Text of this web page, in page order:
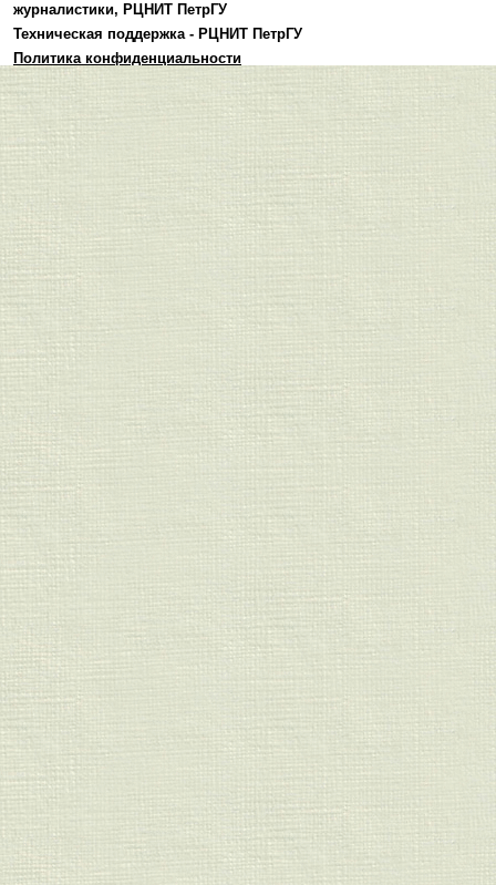
журналистики, РЦНИТ ПетрГУ
Техническая поддержка - РЦНИТ ПетрГУ
Политика конфиденциальности